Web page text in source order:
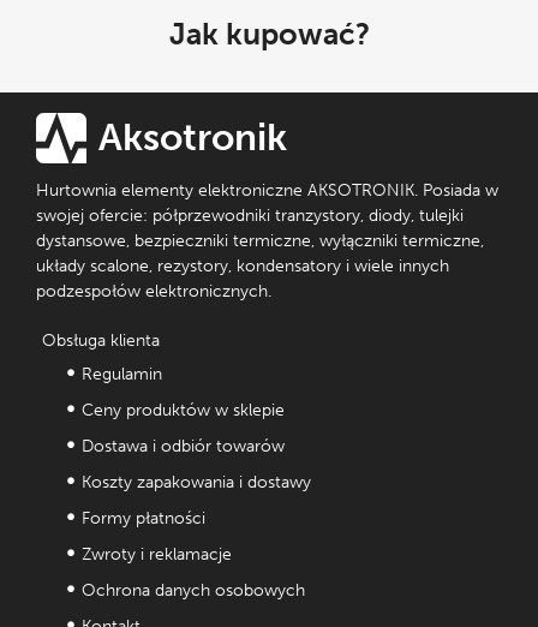
Jak kupować?
Aksotronik
Hurtownia elementy elektroniczne AKSOTRONIK. Posiada w
swojej ofercie: półprzewodniki tranzystory, diody, tulejki
dystansowe, bezpieczniki termiczne, wyłączniki termiczne,
układy scalone, rezystory, kondensatory i wiele innych
podzespołów elektronicznych.
Obsługa klienta
Regulamin
Ceny produktów w sklepie
Dostawa i odbiór towarów
Koszty zapakowania i dostawy
Formy płatności
Zwroty i reklamacje
Ochrona danych osobowych